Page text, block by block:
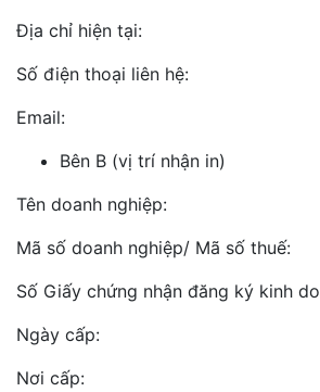
Địa chỉ hiện tại:
Số điện thoại liên hệ:
Email:
Bên B (vị trí nhận in)
Tên doanh nghiệp:
Mã số doanh nghiệp/ Mã số thuế:
Số Giấy chứng nhận đăng ký kinh
Ngày cấp:
Nơi cấp: